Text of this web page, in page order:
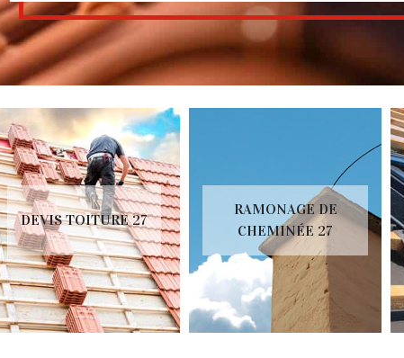
DEVIS TOITURE 27
RAMONAGE DE
CHEMINÉE 27